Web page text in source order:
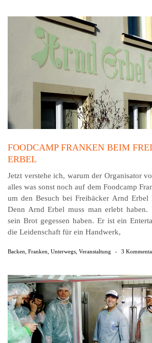
FOODCAMP FRANKEN BEIM
ERBEL
Jetzt verstehe ich, warum der Organisator
alles was sonst noch auf dem Foodcamp
um den Besuch bei Freibäcker Arnd Erbel
Denn Arnd Erbel muss man erlebt haben.
sein Brot gegessen haben. Er ist ein
die Leidenschaft für ein Handwerk,
Backen Franken Unterwegs Veranstaltung - 3